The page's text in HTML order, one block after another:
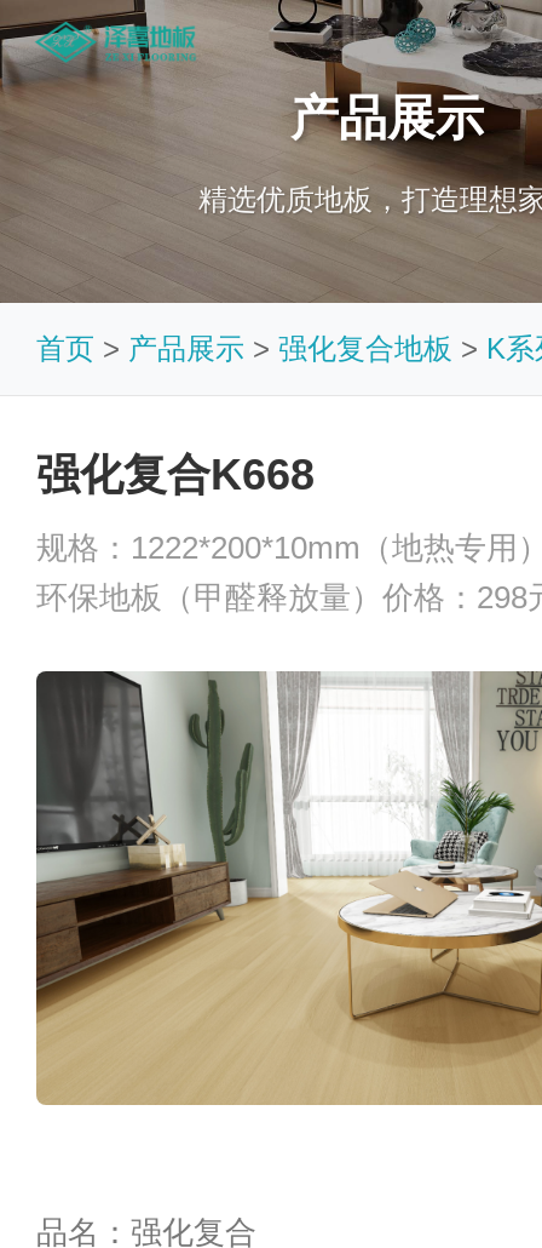
产品展示
精选优质地板，打造理想
首页 > 产品展示 > 强化复合地板 > K系
强化复合K668
规格：1222*200*10mm（地热专用
环保地板（甲醛释放量）价格：298
品名：强化复合